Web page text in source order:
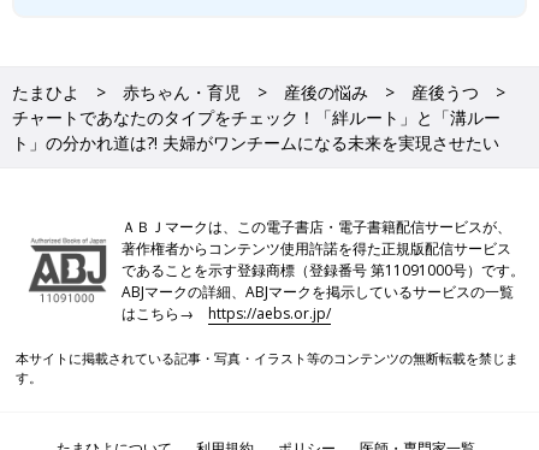
その際、泌尿器科と呼吸器内科の両方から心療内科に行ってくだ
さいといわれ、産後うつと診断されました。産後ずっと続いてい
た不調にようやく名前がついた感じで。3人中2人のママは産後う
――産後うつの原因をどう自己分析していますか？
上条 当時は気づいていなかったんですけど“いい母親でなけれ
ばならない”“お母さんってふつうはこうだよね”という自分の中で
の理想像があって。世の中でつくられた完璧なお母さん像に、自
分の育児を合わせようとがんばっていたのが一番の原因だったの
たまひよ 赤ちゃん・育児 産後の悩み
産後うつ
チャートであなたのタイプをチェック！「絆ルート」と「溝ルー
ト」の分かれ道は?! 夫婦がワンチームになる未来を実現させたい
ＡＢＪマークは、この電子書店・電子書籍配信サービスが、
著作権者からコンテンツ使用許諾を得た正規版配信サービス
であることを示す登録商標（登録番号 第11091000号）です。
ABJマークの詳細、ABJマークを掲示しているサービスの一覧
はこちら→https://aebs.or.jp/
本サイトに掲載されている記事・写真・イラスト等のコンテンツの無断転載を禁じま
す。